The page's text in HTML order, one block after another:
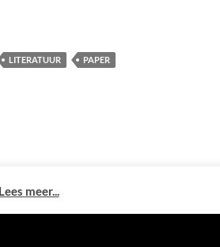
LITERATUUR
PAPER
Lees meer...